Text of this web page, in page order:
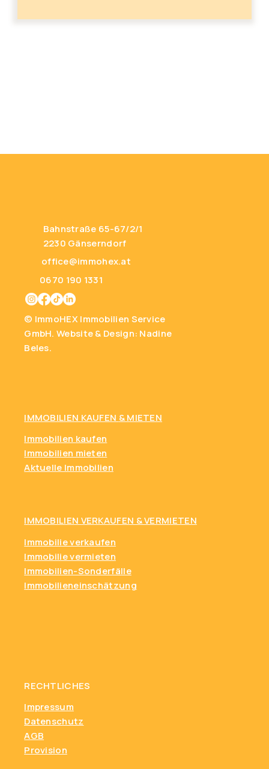
RECHTLICHES
Impressum
Datenschutz
AGB
Provision
Bahnstraße 65-67/2/1
2230 Gänserndorf
office@immohex.at
0670 190 1331
© ImmoHEX Immobilien Service
GmbH.Website & Design: Nadine
Beles.
IMMOBILIEN VERKAUFEN & VERMIETEN
Immobilie verkaufen
Immobilie vermieten
Immobilien-Sonderfälle
Immobilieneinschätzung
IMMOBILIEN KAUFEN & MIETEN
Immobilien kaufen
Immobilien mieten
Aktuelle Immobilien